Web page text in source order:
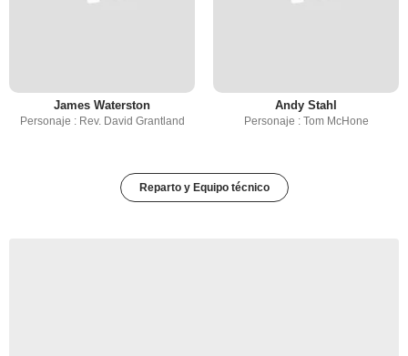
James Waterston
Personaje : Rev. David Grantland
Andy Stahl
Personaje : Tom McHone
Reparto y Equipo técnico